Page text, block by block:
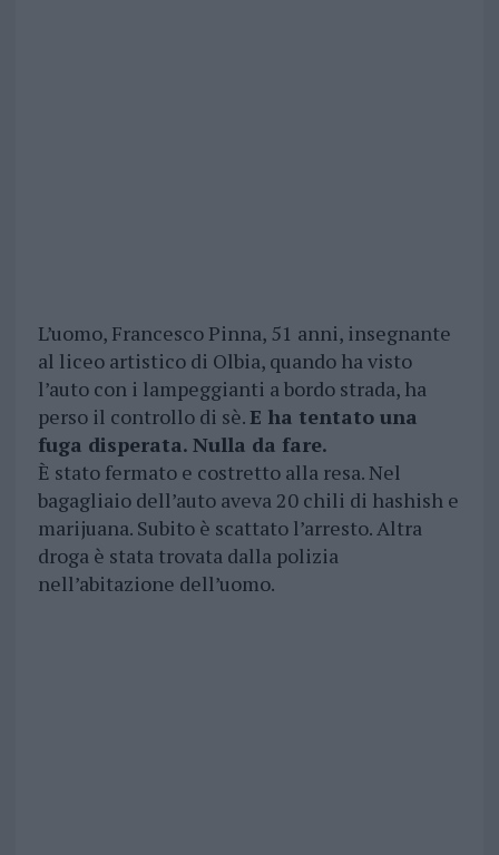
L’uomo, Francesco Pinna, 51 anni, insegnante
al liceo artistico di Olbia, quando ha visto
l’auto con i lampeggianti a bordo strada, ha
perso il controllo di sè.E ha tentato una
fuga disperata. Nulla da fare.
È stato fermato e costretto alla resa. Nel
bagagliaio dell’auto aveva 20 chili di hashish e
marijuana. Subito è scattato l’arresto. Altra
droga è stata trovata dalla polizia
nell’abitazione dell’uomo.